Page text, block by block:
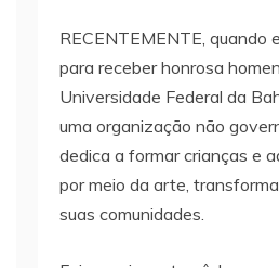
RECENTEMENTE, quando
para receber honrosa
Universidade Federal da
uma organização não
dedica a formar crianças e
por meio da arte,
suas comunidades.